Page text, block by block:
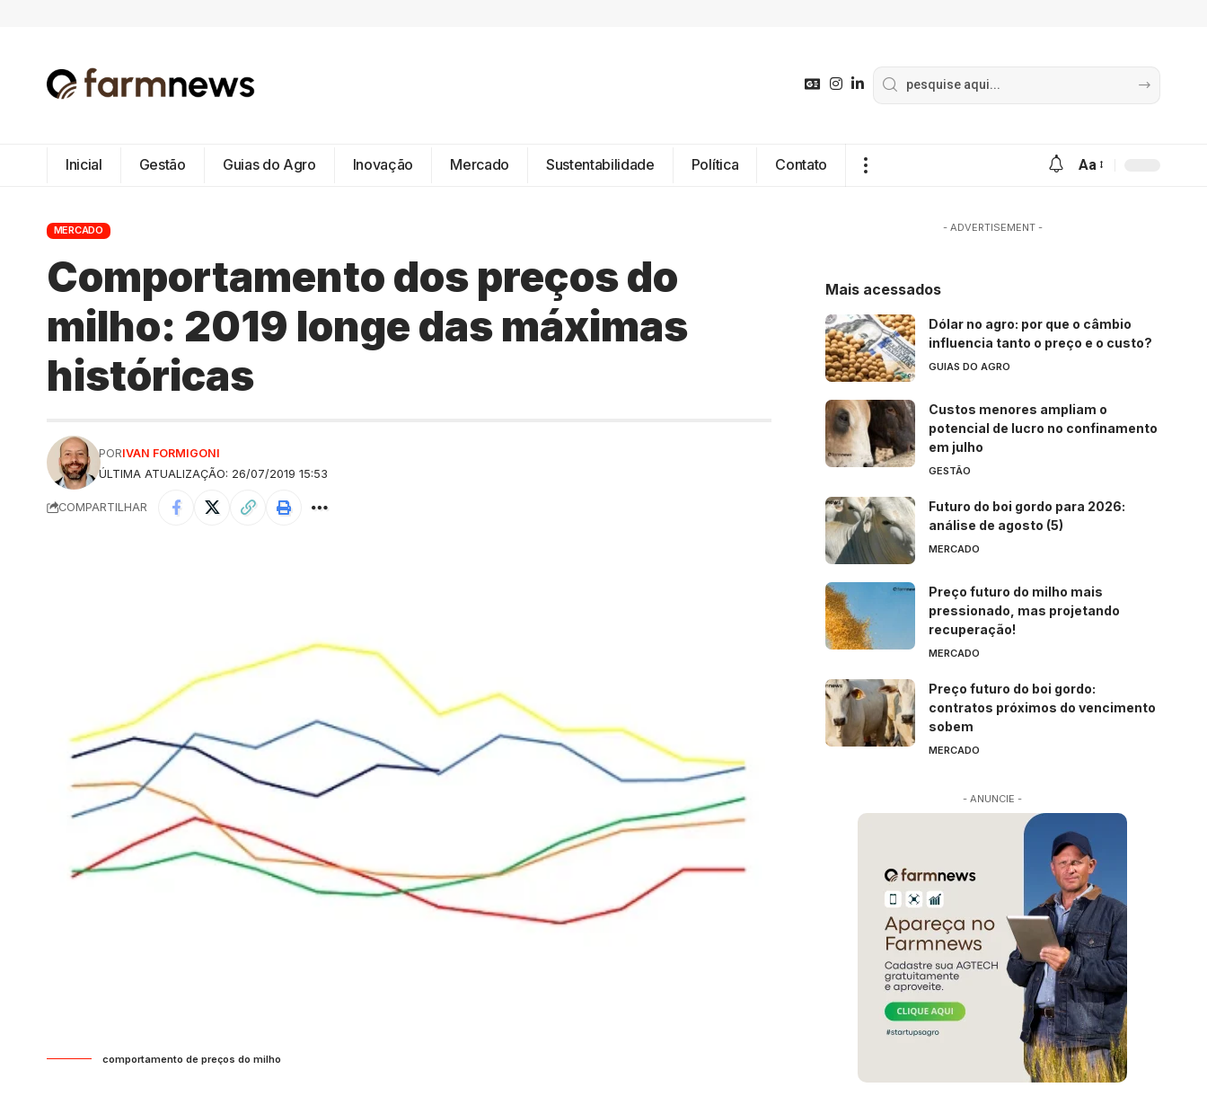
Inicial Gestão Guias do Agro Inovação Mercado Sustentabilidade Política Contato Aa
MERCADO
Comportamento dos preços do
milho: 2019 longe das máximas
históricas
ÚLTIMA ATUALIZAÇÃO: 26/07/2019 15:53
PORIVAN FORMIGONI
COMPARTILHAR
comportamento de preços do milho
- ADVERTISEMENT -
Mais acessados
Dólar no agro: por que o câmbio
influencia tanto o preço e o custo?
GUIAS DO AGRO
Custos menores ampliam o
potencial de lucro no confinamento
em julho
GESTÃO
Futuro do boi gordo para 2026:
análise de agosto (5)
MERCADO
Preço futuro do milho mais
pressionado, mas projetando
recuperação!
MERCADO
Preço futuro do boi gordo:
contratos próximos do vencimento
sobem
MERCADO
- ANUNCIE -